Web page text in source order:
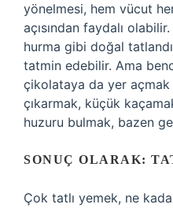
yönelmesi, hem vücut
açısından faydalı
hurma gibi doğal
tatmin edebilir. Ama
çikolataya da yer açmak
çıkarmak, küçük
huzuru bulmak, bazen
SONUÇ OLARAK:
Çok tatlı yemek, ne